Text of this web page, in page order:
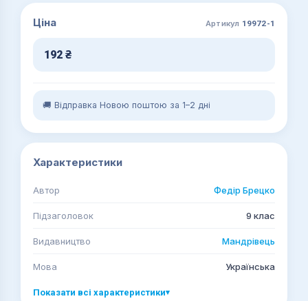
Ціна Артикул 19972-1
192 ₴
🚚 Відправка Новою поштою за 1–2 дні
Характеристики
Автор Федір Брецко
Підзаголовок 9 клас
Видавництво Мандрівець
Мова Українська
Показати всі характеристики▾